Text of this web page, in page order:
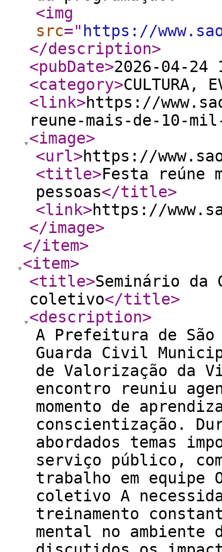
<img
src=" https://
</description>
<pubDate>2026-04-24
<category>CULTURA,
<link>https://
reune-mais-de-10-
<image>
<url>https://
<title>Festa reúne
pessoas</title>
<link>https://
</image>
</item>
<item>
<title>Seminário da
coletivo</title>
<description>
A Prefeitura de São
Guarda Civil
de Valorização da
encontro reuniu
momento de
conscientização.
abordados temas
serviço público,
trabalho em equipe
coletivo A
treinamento
mental no ambiente